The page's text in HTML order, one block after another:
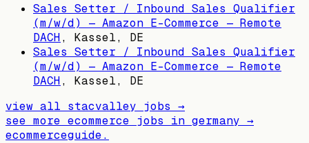
Sales Setter / Inbound Sales Qualifier
(m/w/d) — Amazon E-Commerce — Remote
DACH, Kassel, DE
Sales Setter / Inbound Sales Qualifier
(m/w/d) — Amazon E-Commerce — Remote
DACH, Kassel, DE
view all stacvalley jobs →
see more ecommerce jobs in germany →
ecommerceguide.